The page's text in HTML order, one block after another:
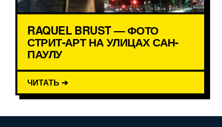
RAQUEL BRUST — ФОТО
СТРИТ-АРТ НА УЛИЦАХ САН-
ПАУЛУ
ЧИТАТЬ ➔